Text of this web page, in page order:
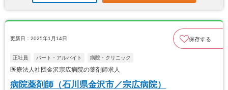
更新日：2025年1月14日 保存する
正社員 パート・アルバイト 病院・クリニック
医療法人社団金沢宗広病院の薬剤師求人
病院薬剤師（石川県金沢市／宗広病院）